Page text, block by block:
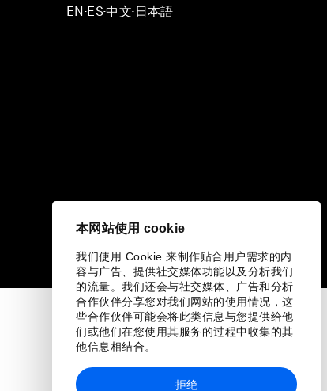
本网站使用 cookie
我们使用 Cookie 来制作贴合用户需求的内
容与广告、提供社交媒体功能以及分析我们
的流量。我们还会与社交媒体、广告和分析
合作伙伴分享您对我们网站的使用情况，这
些合作伙伴可能会将此类信息与您提供给他
们或他们在您使用其服务的过程中收集的其
他信息相结合。
拒绝
EN ▪ES▪中文▪ 日本語